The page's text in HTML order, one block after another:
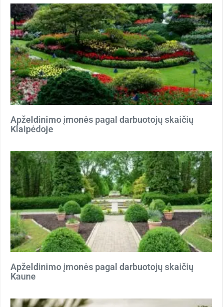
Apželdinimo įmonės pagal darbuotojų skaičių
Klaipėdoje
Apželdinimo įmonės pagal darbuotojų skaičių
Kaune